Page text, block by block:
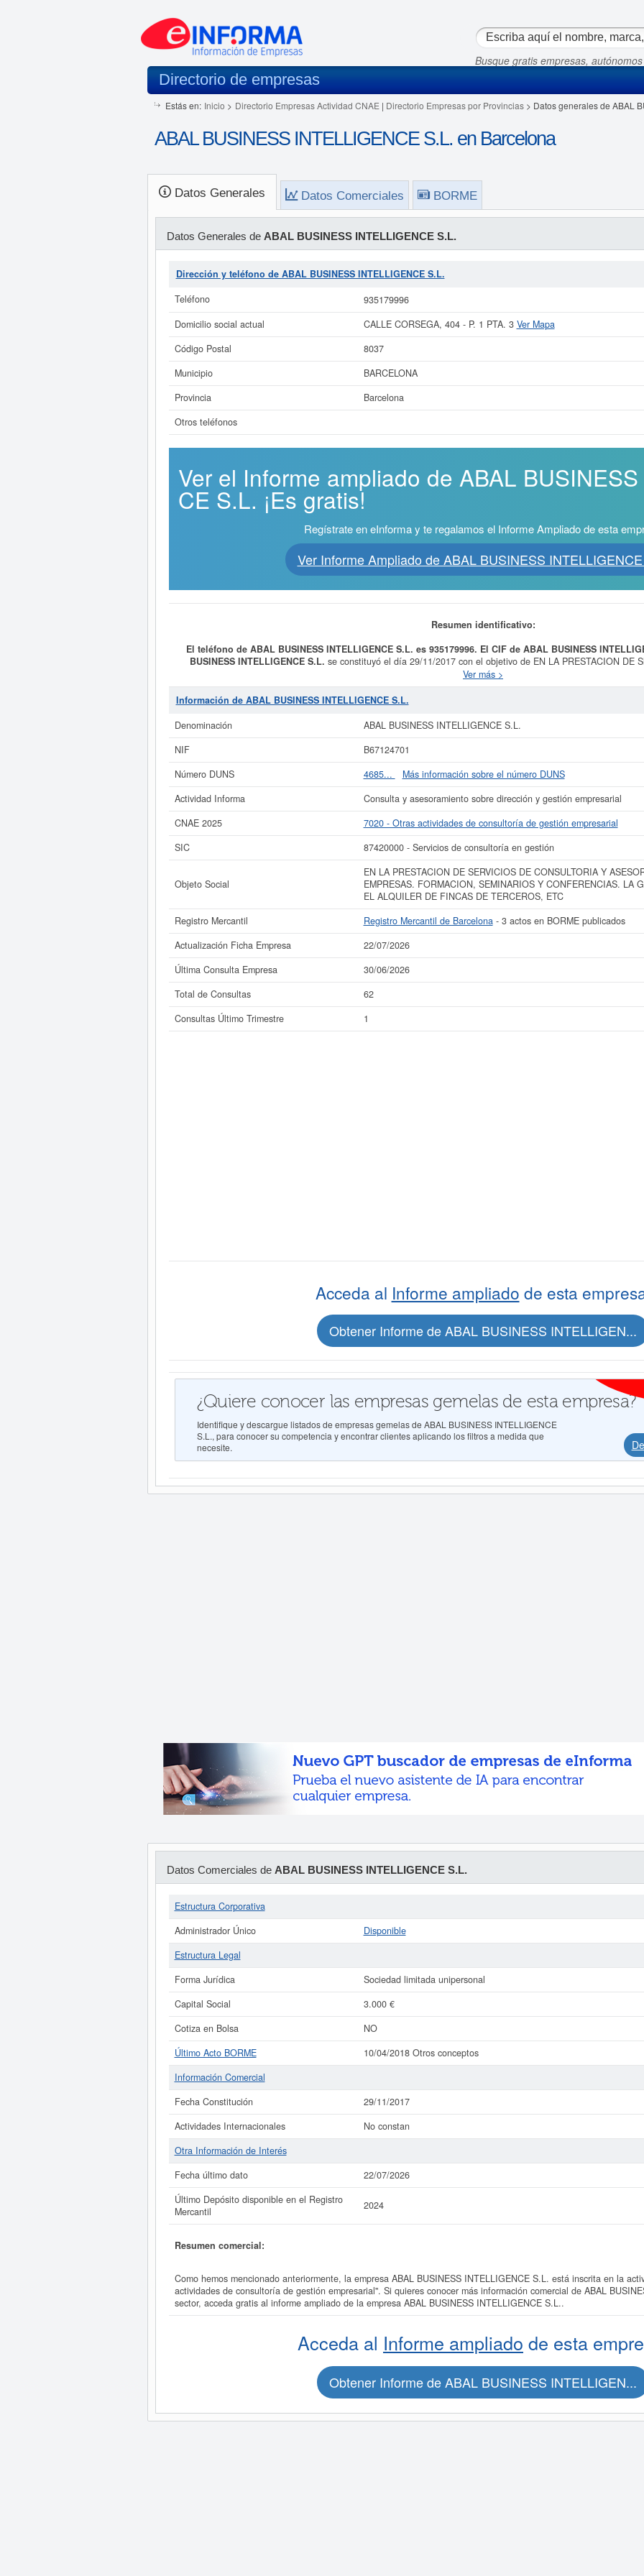
Busque gratis empresas,
Directorio de empresas
Estás en: Inicio > Directorio Empresas Actividad CNAE | Directorio Empresas por Provincias> Datos generales de ABAL
ABAL BUSINESS INTELLIGENCE S.L. en Barcelona
Datos Generales Datos Comerciales BORME
Datos Generales de ABAL BUSINESS INTELLIGENCE S.L.
Dirección y teléfono de ABAL BUSINESS INTELLIGENCE S.L.
Teléfono
935179996
Domicilio social actual
CALLE CORSEGA, 404 - P. 1 PTA. 3 Ver Mapa
Código Postal
8037
Municipio
BARCELONA
Provincia
Barcelona
Otros teléfonos
Ver el Informe ampliado de ABAL
CE S.L. ¡Es gratis!
Regístrate en eInforma y te regalamos el Informe Ampliado de esta
Ver Informe Ampliado de ABAL BUSINESS
Resumen identificativo:
El teléfono de ABAL BUSINESS INTELLIGENCE S.L. es 935179996. El CIF de ABAL BUSINESS
BUSINESS INTELLIGENCE S.L. se constituyó el día 29/11/2017 con el objetivo de EN LA PRESTACION DE
ASESORAMIENTO INTEGRAL A EMPRESAS. FORMACION, SEMINARIOS Y CONFERENCIAS. LA GESTION E
DE FINCAS DE TERCEROS, ETC. El CNAE al que está incluida esta empresa es 7020 - Otras actividades de
número SIC asociado paraABAL BUSINESS INTELLIGENCE S.L.
aquí mismo. Esta empresa tiene un capital aproximado de 0 a 3.100 €. El Registro Mercantil tiene registrada esta
Si está interesado en conocer más datos de la empresa ABAL BUSINESS INTELLIGENCE S.L. puede
de ABAL BUSINESS INTELLIGENCE S.L. y consultar los resultados de sus años de actividad, así como los
disponibles.
La última actualización del informe de empresa se ha realizado el 22/07/2026.
Ver más >
Información de ABAL BUSINESS INTELLIGENCE S.L.
Denominación
ABAL BUSINESS INTELLIGENCE S.L.
NIF
B67124701
Número DUNS
4685...
Más información sobre el número DUNS
Actividad Informa
Consulta y asesoramiento sobre dirección y gestión empresarial
CNAE 2025
7020 - Otras actividades de consultoría de gestión empresarial
SIC
87420000 - Servicios de consultoría en gestión
Objeto Social
EN LA PRESTACION DE SERVICIOS DE CONSULTORIA Y
EMPRESAS. FORMACION, SEMINARIOS Y CONFERENCIAS. LA
EL ALQUILER DE FINCAS DE TERCEROS, ETC
Registro Mercantil
Registro Mercantil de Barcelona- 3 actos en BORME publicados
Actualización Ficha Empresa
22/07/2026
Última Consulta Empresa
30/06/2026
Total de Consultas
62
Consultas Último Trimestre
1
Acceda al Informe ampliado de esta
Obtener Informe de ABAL BUSINESS INTELLIGEN...
¿Quiere conocer las empresas gemelas de esta empresa?
Identifique y descargue listados de empresas gemelas de ABAL BUSINESS INTELLIGENCE
S.L., para conocer su competencia y encontrar clientes aplicando los filtros a medida que
necesite.
Datos Comerciales de ABAL BUSINESS INTELLIGENCE S.L.
Estructura Corporativa
Administrador Único
Disponible
Estructura Legal
Forma Jurídica
Sociedad limitada unipersonal
Capital Social
3.000 €
Cotiza en Bolsa
NO
Último Acto BORME
10/04/2018 Otros conceptos
Información Comercial
Fecha Constitución
29/11/2017
Actividades Internacionales
No constan
Otra Información de Interés
Fecha último dato
22/07/2026
Último Depósito disponible en el Registro
Mercantil
2024
Resumen comercial:
Como hemos mencionado anteriormente, la empresa ABAL BUSINESS INTELLIGENCE S.L. está inscrita en la
actividades de consultoría de gestión empresarial". Si quieres conocer más información comercial de ABAL
sector, acceda gratis al informe ampliado de la empresa ABAL BUSINESS INTELLIGENCE S.L..
Acceda al Informe ampliado de esta
Obtener Informe de ABAL BUSINESS INTELLIGEN...